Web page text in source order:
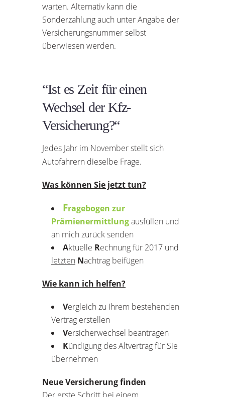
warten. Alternativ kann die
Sonderzahlung auch unter Angabe der
Versicherungsnummer selbst
überwiesen werden.
“Ist es Zeit für einen
Wechsel der Kfz-
Versicherung?“
Jedes Jahr im November stellt sich
Autofahrern dieselbe Frage.
Was können Sie jetzt tun?
Fragebogen zur
Prämienermittlungausfüllen und
an mich zurück senden
Aktuelle Rechnung für 2017 und
letzten Nachtrag beifügen
Wie kann ich helfen?
Vergleich zu Ihrem bestehenden
Vertrag erstellen
Versicherwechsel beantragen
Kündigung des Altvertrag für Sie
übernehmen
Neue Versicherung finden